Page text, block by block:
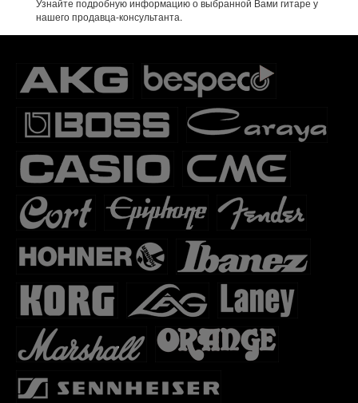
Узнайте подробную информацию о выбранной Вами гитаре у
нашего продавца-консультанта.